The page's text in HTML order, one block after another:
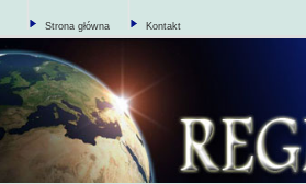
Strona główna Kontakt